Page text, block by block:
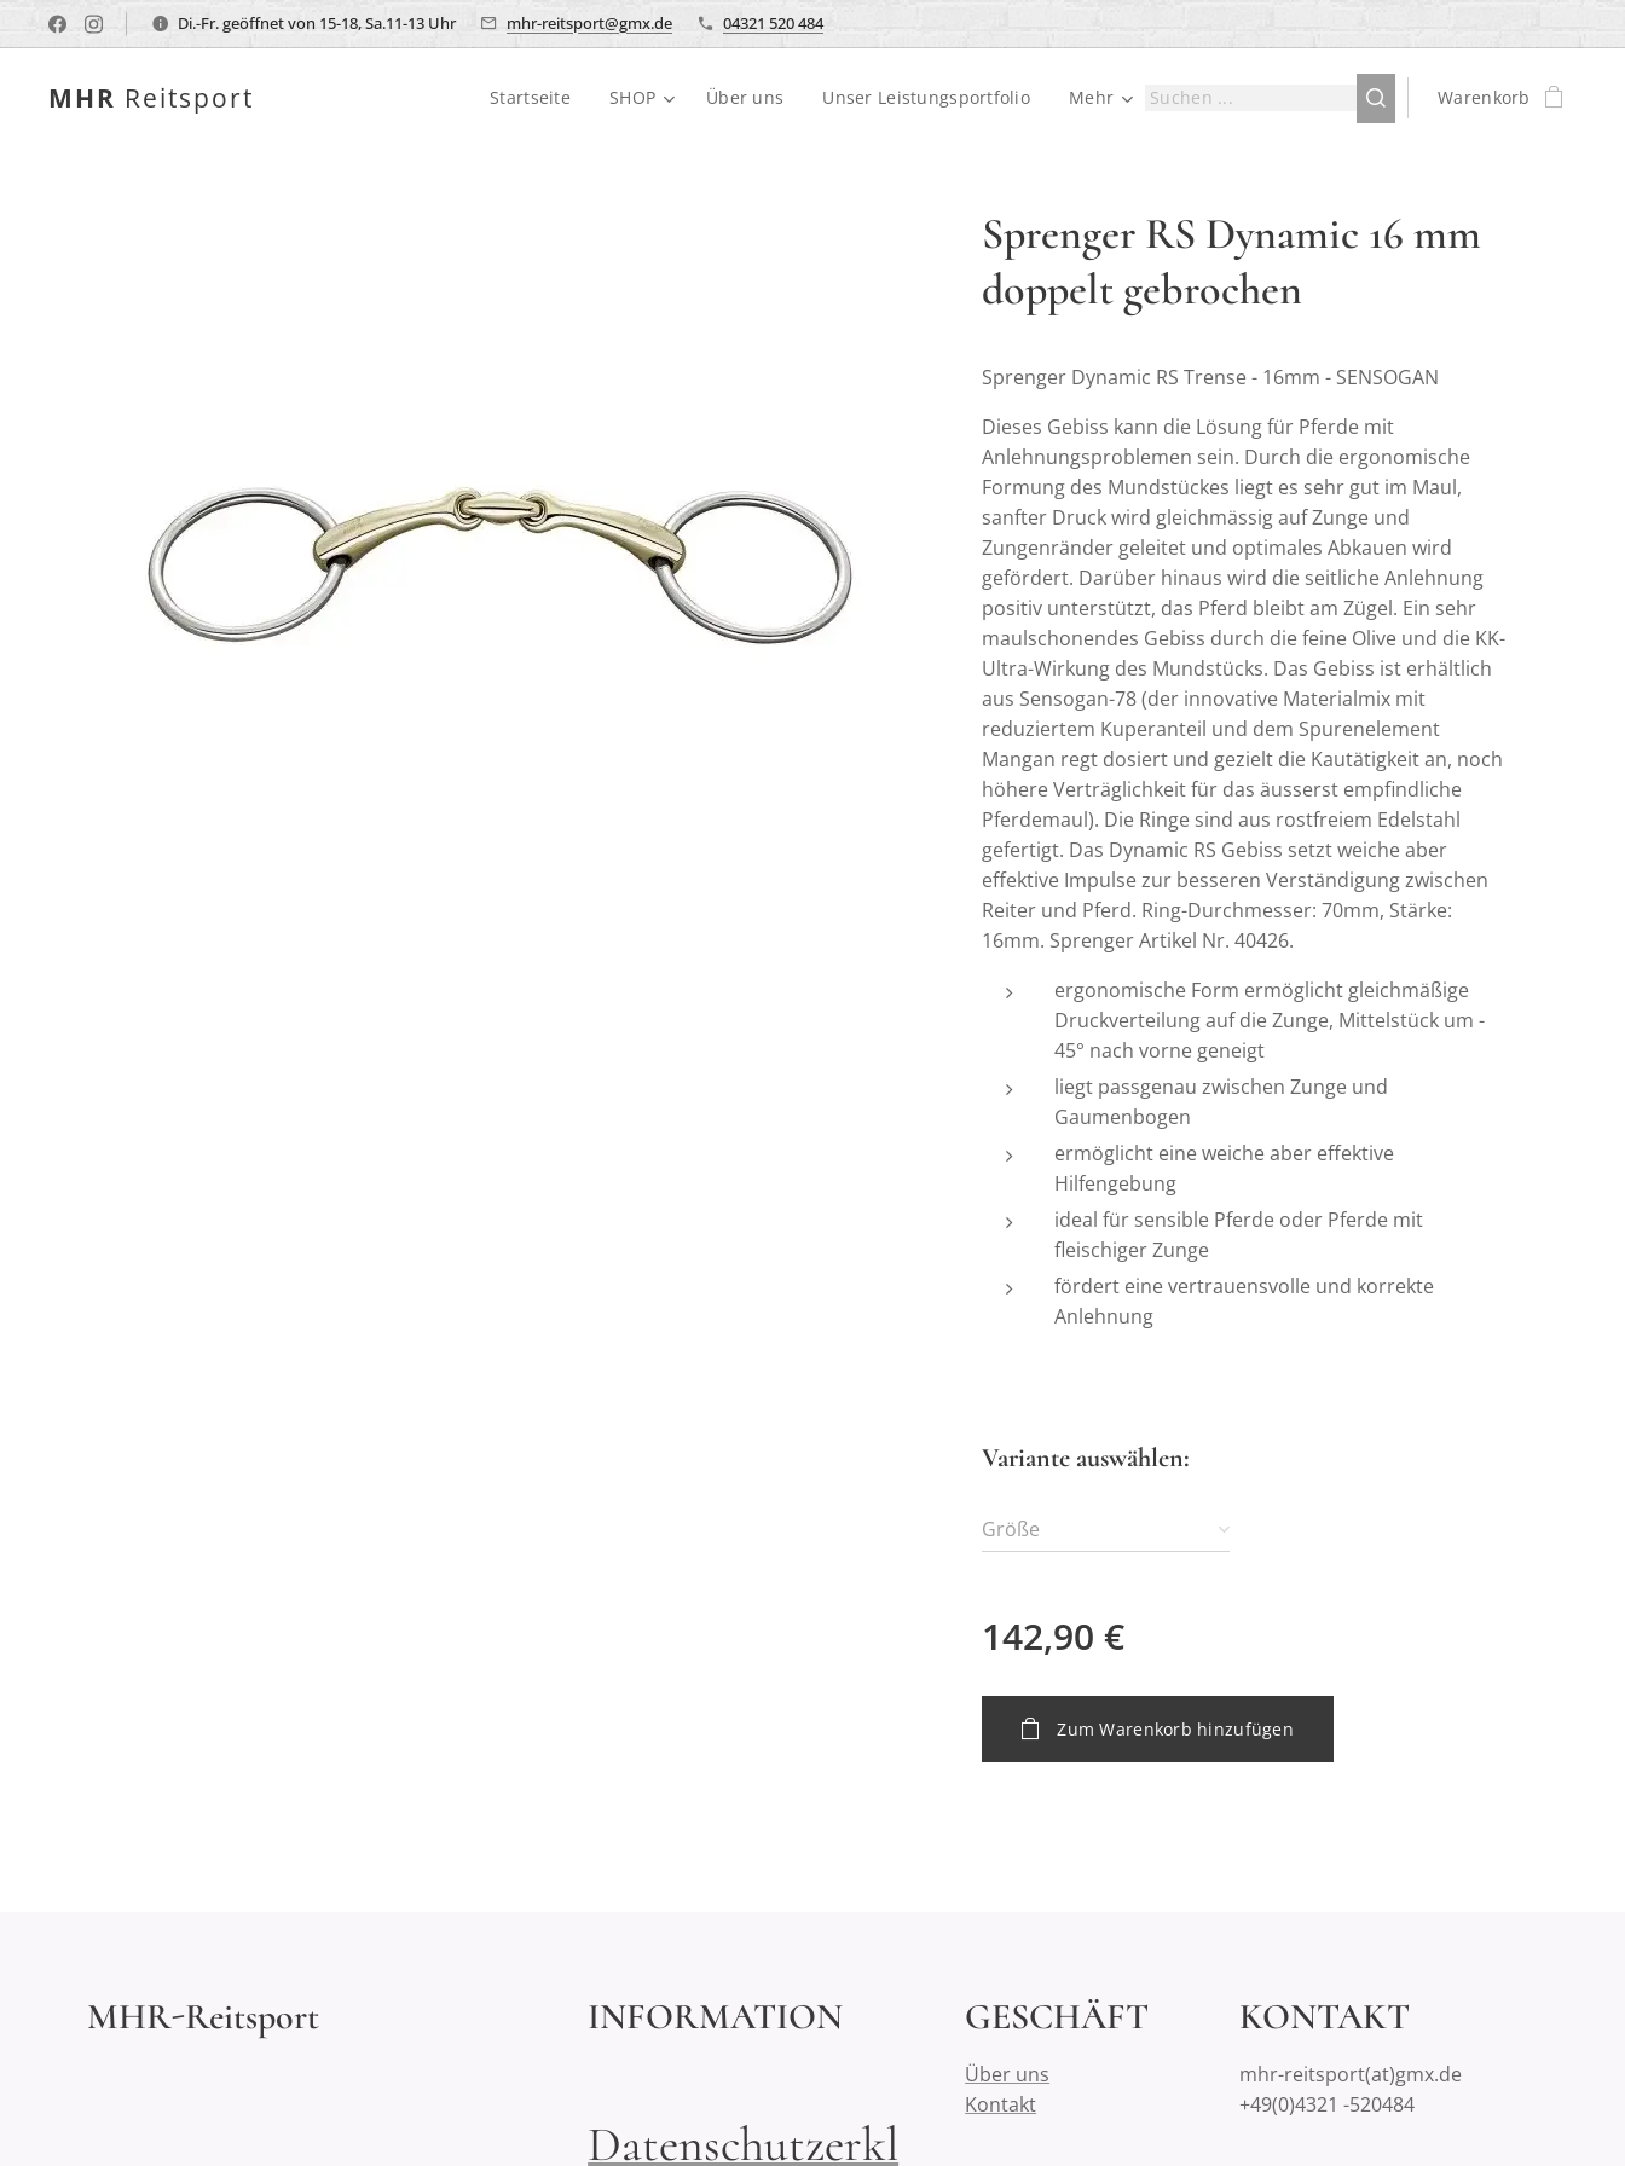
Di.-Fr. geöffnet von 15-18, Sa.11-13 Uhr mhr-reitsport@gmx.de 04321 520 484
MHR Reitsport Startseite SHOP Über uns Unser Leistungsportfolio Mehr Warenkorb
Sprenger RS Dynamic 16 mm
doppelt gebrochen
Sprenger Dynamic RS Trense - 16mm - SENSOGAN
Dieses Gebiss kann die Lösung für Pferde mit
Anlehnungsproblemen sein. Durch die ergonomische
Formung des Mundstückes liegt es sehr gut im Maul,
sanfter Druck wird gleichmässig auf Zunge und
Zungenränder geleitet und optimales Abkauen wird
gefördert. Darüber hinaus wird die seitliche Anlehnung
positiv unterstützt, das Pferd bleibt am Zügel. Ein sehr
maulschonendes Gebiss durch die feine Olive und die KK-
Ultra-Wirkung des Mundstücks. Das Gebiss ist erhältlich
aus Sensogan-78 (der innovative Materialmix mit
reduziertem Kuperanteil und dem Spurenelement
Mangan regt dosiert und gezielt die Kautätigkeit an, noch
höhere Verträglichkeit für das äusserst empfindliche
Pferdemaul). Die Ringe sind aus rostfreiem Edelstahl
gefertigt. Das Dynamic RS Gebiss setzt weiche aber
effektive Impulse zur besseren Verständigung zwischen
Reiter und Pferd. Ring-Durchmesser: 70mm, Stärke:
16mm. Sprenger Artikel Nr. 40426.
ergonomische Form ermöglicht gleichmäßige
Druckverteilung auf die Zunge, Mittelstück um -
45° nach vorne geneigt
liegt passgenau zwischen Zunge und
Gaumenbogen
ermöglicht eine weiche aber effektive
Hilfengebung
ideal für sensible Pferde oder Pferde mit
fleischiger Zunge
fördert eine vertrauensvolle und korrekte
Anlehnung
Variante auswählen:
Größe
142,90 €
Zum Warenkorb hinzufügen
MHR-Reitsport INFORMATION
Datenschutzerkl
GESCHÄFT
Über uns
Kontakt
KONTAKT
mhr-reitsport(at)gmx.de
+49(0)4321 -520484